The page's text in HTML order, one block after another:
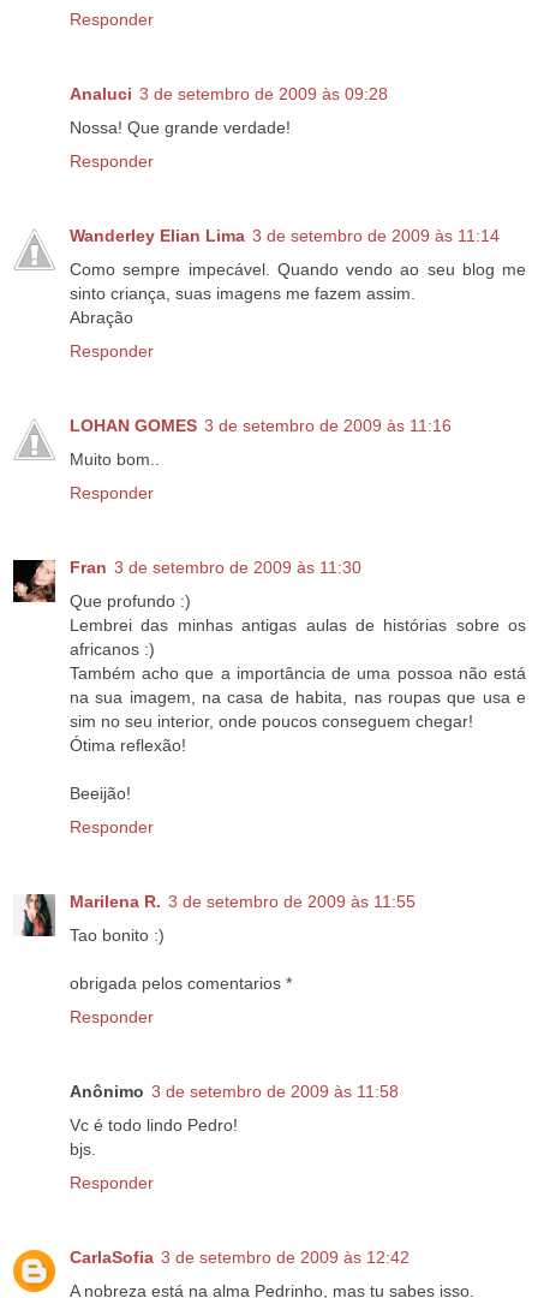
Responder
Analuci 3 de setembro de 2009 às 09:28
Nossa! Que grande verdade!
Responder
Wanderley Elian Lima 3 de setembro de 2009 às 11:14
Como sempre impecável. Quando vendo ao seu blog me
sinto criança, suas imagens me fazem assim.
Abração
Responder
LOHAN GOMES 3 de setembro de 2009 às 11:16
Muito bom..
Responder
Fran 3 de setembro de 2009 às 11:30
Que profundo :)
Lembrei das minhas antigas aulas de histórias sobre os
africanos :)
Também acho que a importância de uma possoa não está
na sua imagem, na casa de habita, nas roupas que usa e
sim no seu interior, onde poucos conseguem chegar!
Ótima reflexão!
Beeijão!
Responder
Marilena R. 3 de setembro de 2009 às 11:55
Tao bonito :)
obrigada pelos comentarios *
Responder
Anônimo 3 de setembro de 2009 às 11:58
Vc é todo lindo Pedro!
bjs.
Responder
CarlaSofia 3 de setembro de 2009 às 12:42
A nobreza está na alma Pedrinho, mas tu sabes isso.